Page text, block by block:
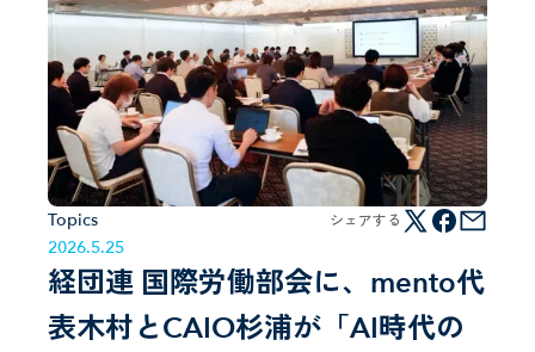
Topics シェアする
2026.5.25
経団連 国際労働部会に、mento代
表木村とCAIO杉浦が「AI時代の